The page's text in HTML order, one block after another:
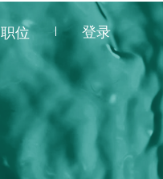
职位 登录